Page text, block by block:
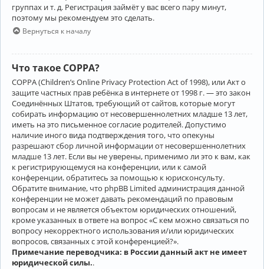
группах и т. д. Регистрация займёт у вас всего пару минут,
поэтому мы рекомендуем это сделать.
Вернуться к началу
Что такое COPPA?
COPPA (Children’s Online Privacy Protection Act of 1998), или Акт о
защите частных прав ребёнка в интернете от 1998 г. — это закон
Соединённых Штатов, требующий от сайтов, которые могут
собирать информацию от несовершеннолетних младше 13 лет,
иметь на это письменное согласие родителей. Допустимо
наличие иного вида подтверждения того, что опекуны
разрешают сбор личной информации от несовершеннолетних
младше 13 лет. Если вы не уверены, применимо ли это к вам, как
к регистрирующемуся на конференции, или к самой
конференции, обратитесь за помощью к юрисконсульту.
Обратите внимание, что phpBB Limited администрация данной
конференции не может давать рекомендаций по правовым
вопросам и не является объектом юридических отношений,
кроме указанных в ответе на вопрос «С кем можно связаться по
вопросу некорректного использования и/или юридических
вопросов, связанных с этой конференцией?».
Примечание переводчика: в России данный акт не имеет
юридической силы..